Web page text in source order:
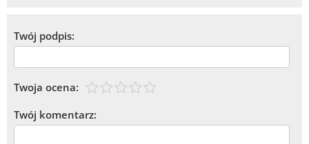
Twój podpis:
Twoja ocena:
Twój komentarz: